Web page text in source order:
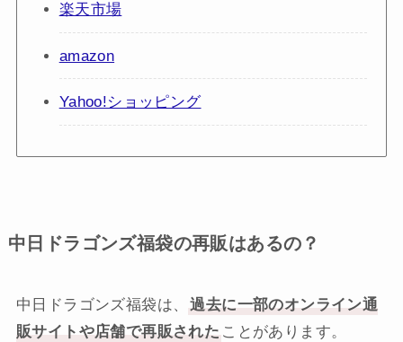
楽天市場
amazon
Yahoo!ショッピング
中日ドラゴンズ福袋の再販はあるの？
中日ドラゴンズ福袋は、
過去に一部のオンライン通
販サイトや店舗で再販された ことがあります。